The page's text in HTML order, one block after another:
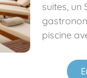
suites, un
piscine